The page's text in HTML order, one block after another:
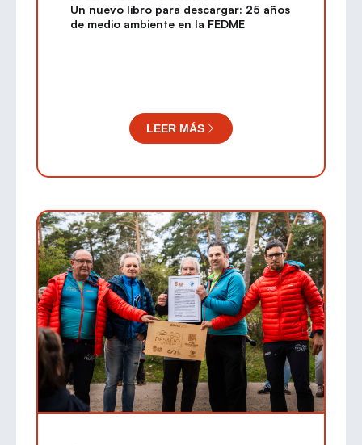
Un nuevo libro para descargar: 25 años
de medio ambiente en la FEDME
LEER MÁS